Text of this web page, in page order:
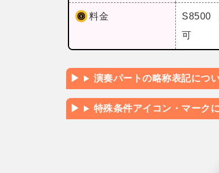
料金
S8500
可
演奏パートの略称表記につ
特殊条件アイコン・マーク